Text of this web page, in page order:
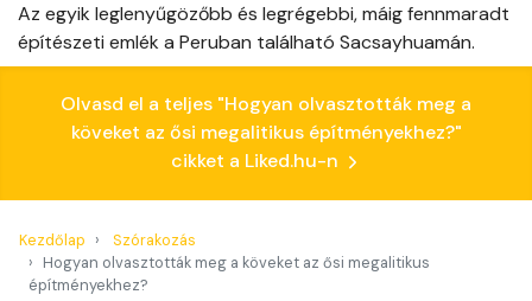
Az egyik leglenyűgözőbb és legrégebbi, máig fennmaradt
építészeti emlék a Peruban található Sacsayhuamán.
Olvasd el a teljes "Hogyan olvasztották meg a
köveket az ősi megalitikus építményekhez?"
cikket a Liked.hu-n
Kezdőlap
Szórakozás
Hogyan olvasztották meg a köveket az ősi megalitikus
építményekhez?